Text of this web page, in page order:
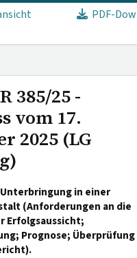
PDF-
385/25 -
vom 17.
2025 (LG
in einer
(Anforderungen an die
Erfolgsaussicht;
Prognose;